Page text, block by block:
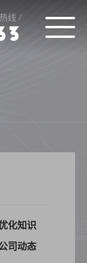
线
3
化知识
司动态